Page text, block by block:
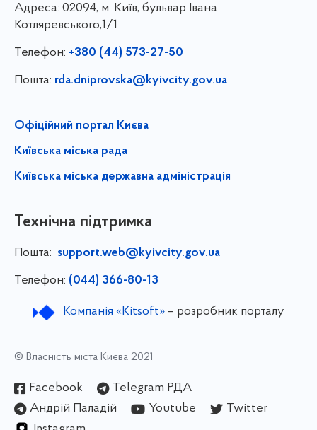
Адреса: 02094, м. Київ, бульвар Івана
Котляревського,1/1
Телефон: +380 (44) 573-27-50
Пошта: rda.dniprovska@kyivcity.gov.ua
Офіційний портал Києва
Київська міська рада
Київська міська державна адміністрація
Технічна підтримка
Пошта: support.web@kyivcity.gov.ua
Телефон: (044) 366-80-13
Компанія «Kitsoft»– розробник порталу
© Власність міста Києва 2021
Facebook
Telegram РДА
Андрій Паладій
Youtube
Twitter